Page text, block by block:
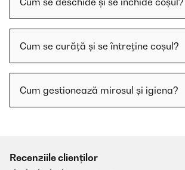
Cum se curăță și se întreține coșul?
Cum gestionează mirosul și igiena?
Recenziile clienților